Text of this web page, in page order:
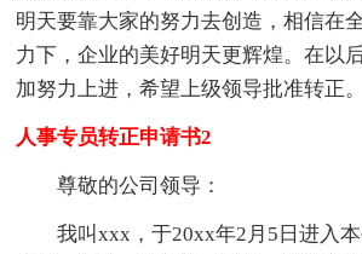
明天要靠大家的努力去创造，相信在
力下，企业的美好明天更辉煌。在以
加努力上进，希望上级领导批准转正。
人事专员转正申请书2
尊敬的公司领导：
我叫xxx，于20xx年2月5日进入